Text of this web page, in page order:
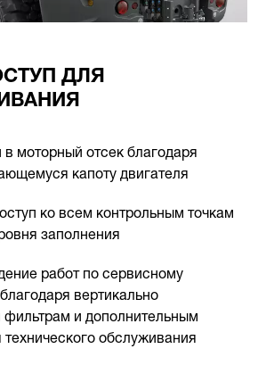
ДЛЯ
в моторный отсек благодаря
капоту двигателя
ко всем контрольным точкам
заполнения
работ по сервисному
вертикально
и дополнительным
обслуживания